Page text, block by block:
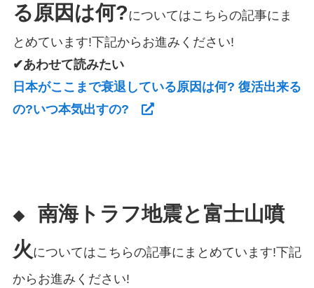
る原因は何?についてはこちらの記事にま
とめています!下記からお進みください!
✔あわせて読みたい
日本がここまで衰退している原因は何? 復活出来る
の?いつ本気出すの?
◆ 南海トラフ地震と富士山噴
火 についてはこちらの記事にまとめています!下記
からお進みください!